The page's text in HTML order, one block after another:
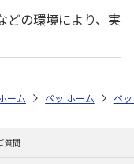
どの環境により、実
動物用） モルモット
ド フード（小動物用）
ストア フード フード
ーム ペットストア フ
ホーム ペ
質問